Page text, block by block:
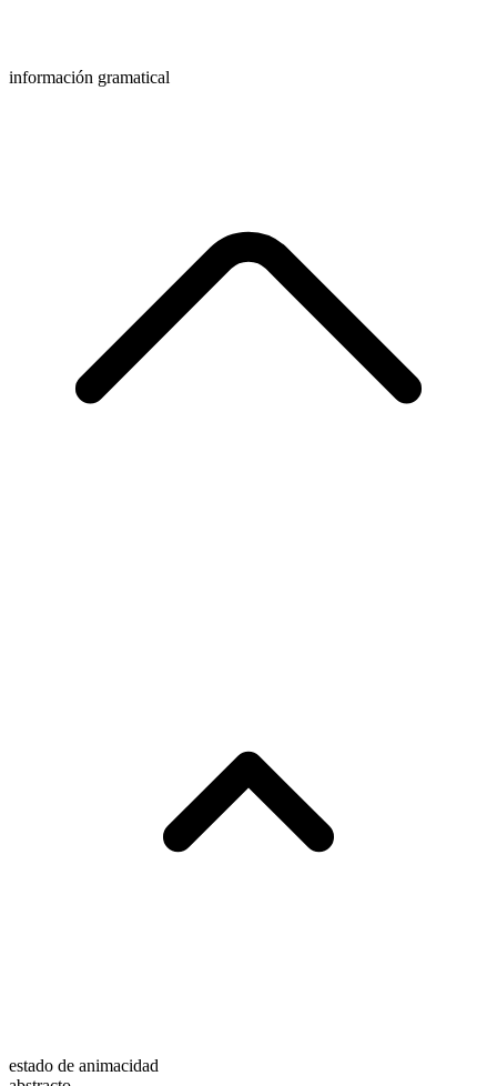
información gramatical
estado de animacidad